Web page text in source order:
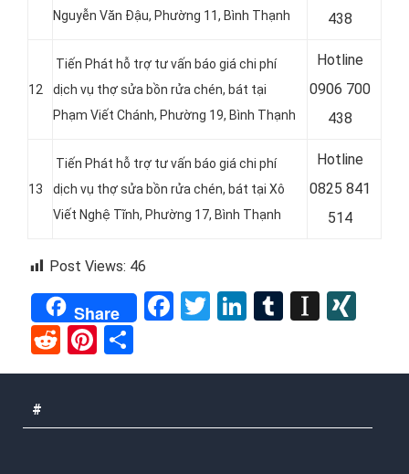
Nguyễn Văn Đậu, Phường 11, Bình Thạnh
438
12
Tiến Phát hỗ trợ tư vấn báo giá chi phí
dịch vụ thợ sửa bồn rửa chén, bát tại
Phạm Viết Chánh, Phường 19, Bình Thạnh
Hotline
0906 700
438
13
Tiến Phát hỗ trợ tư vấn báo giá chi phí
dịch vụ thợ sửa bồn rửa chén, bát tại Xô
Viết Nghệ Tĩnh, Phường 17, Bình Thạnh
Hotline
0825 841
514
Post Views: 46
Share Facebook
TwitterLinkedIn
Tumblr
RedditPinterest
#